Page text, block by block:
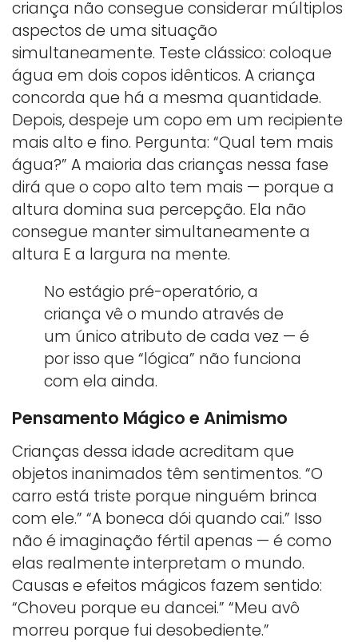
criança não consegue considerar múltiplos
aspectos de uma situação
simultaneamente. Teste clássico: coloque
água em dois copos idênticos. A criança
concorda que há a mesma quantidade.
Depois, despeje um copo em um recipiente
mais alto e fino. Pergunta: “Qual tem mais
água?” A maioria das crianças nessa fase
dirá que o copo alto tem mais — porque a
altura domina sua percepção. Ela não
consegue manter simultaneamente a
altura E a largura na mente.
No estágio pré-operatório, a
criança vê o mundo através de
um único atributo de cada vez — é
por isso que “lógica” não funciona
com ela ainda.
Pensamento Mágico e Animismo
Crianças dessa idade acreditam que
objetos inanimados têm sentimentos. “O
carro está triste porque ninguém brinca
com ele.” “A boneca dói quando cai.” Isso
não é imaginação fértil apenas — é como
elas realmente interpretam o mundo.
Causas e efeitos mágicos fazem sentido:
“Choveu porque eu dancei.” “Meu avô
morreu porque fui desobediente.”